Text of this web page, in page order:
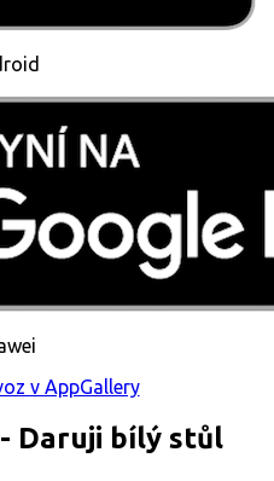
Daruji bílý stůl